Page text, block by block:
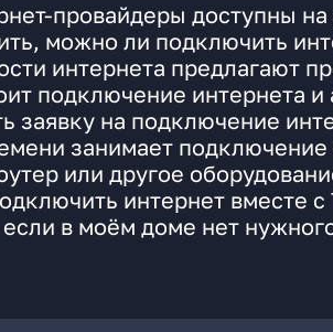
провайдеры доступны
можно ли подключить
интернета предлагают
подключение интернета и
заявку на подключение
занимает подключение
или другое
интернет вместе
если в моём доме нет